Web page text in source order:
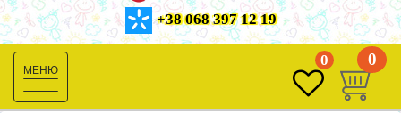
+38 068 397 12 19
Toggle
navigation
0 0